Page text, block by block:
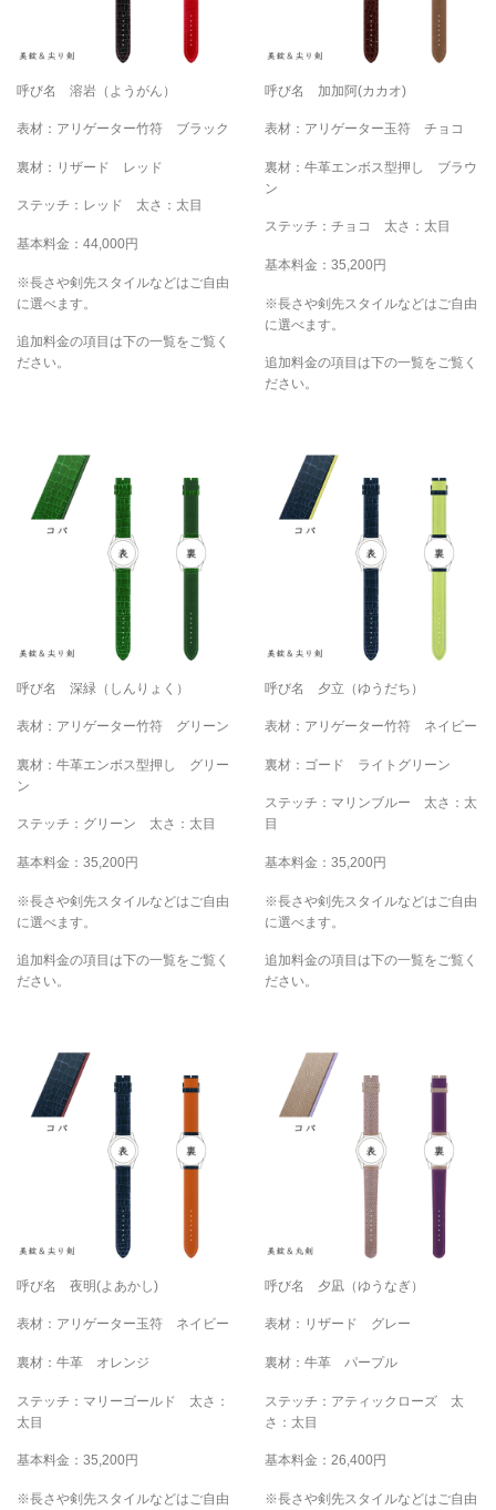
呼び名 溶岩（ようがん）
表材：アリゲーター竹符 ブラック
裏材：リザード レッド
ステッチ：レッド 太さ：太目
基本料金：44,000円
※長さや剣先スタイルなどはご自由
に選べます。
追加料金の項目は下の一覧をご覧く
ださい。
呼び名 加加阿(カカオ)
表材：アリゲーター玉符 チョコ
裏材：牛革エンボス型押し ブラウ
ン
ステッチ：チョコ 太さ：太目
基本料金：35,200円
※長さや剣先スタイルなどはご自由
に選べます。
追加料金の項目は下の一覧をご覧く
ださい。
呼び名 深緑（しんりょく）
表材：アリゲーター竹符 グリーン
裏材：牛革エンボス型押し グリー
ン
ステッチ：グリーン 太さ：太目
基本料金：35,200円
※長さや剣先スタイルなどはご自由
に選べます。
追加料金の項目は下の一覧をご覧く
ださい。
呼び名 夕立（ゆうだち）
表材：アリゲーター竹符 ネイビー
裏材：ゴード ライトグリーン
ステッチ：マリンブルー 太さ：太
目
基本料金：35,200円
※長さや剣先スタイルなどはご自由
に選べます。
追加料金の項目は下の一覧をご覧く
ださい。
呼び名 夜明(よあかし)
表材：アリゲーター玉符 ネイビー
裏材：牛革 オレンジ
ステッチ：マリーゴールド 太さ：
太目
基本料金：35,200円
※長さや剣先スタイルなどはご自由
呼び名 夕凪（ゆうなぎ）
表材：リザード グレー
裏材：牛革 パープル
ステッチ：アティックローズ 太
さ：太目
基本料金：26,400円
※長さや剣先スタイルなどはご自由